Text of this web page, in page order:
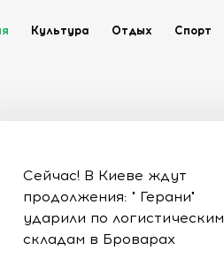
Культура Отдых Спорт
Сейчас! В Киеве ждут
продолжения: " Герани"
ударили по логистическим
складам в Броварах